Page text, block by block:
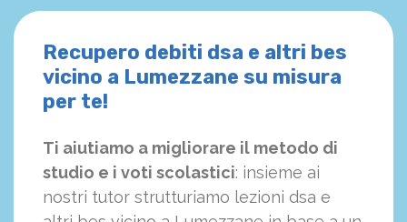
Recupero debiti dsa e altri bes
vicino a Lumezzane su misura
per te!
Ti aiutiamo a migliorare il metodo di
studio e i voti scolastici: insieme ai
nostri tutor strutturiamo lezioni dsa e